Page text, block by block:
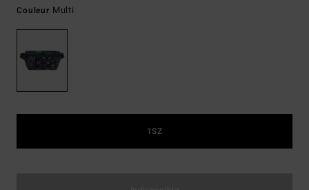
Couleur Multi
1SZ